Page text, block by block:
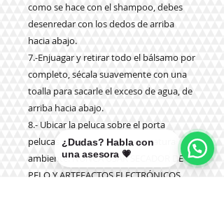
como se hace con el shampoo, debes
desenredar con los dedos de arriba
hacia abajo.
7.-Enjuagar y retirar todo el bálsamo por
completo, sécala suavemente con una
toalla para sacarle el exceso de agua, de
arriba hacia abajo.
8.- Ubicar la peluca sobre el porta
pelucas y dejar secar a temperatura
ambiente. NUNCA USAR SECADOR DE
PELO Y ARTEFACTOS ELECTRÓNICOS
¿Dudas? Habla con
una asesora 💗